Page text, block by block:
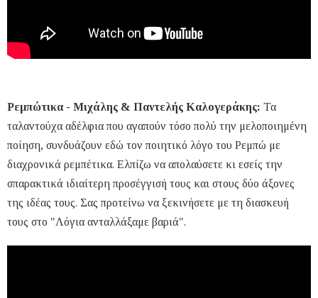
Ρεμπώτικα - Μιχάλης & Παντελής Καλογεράκης: Τα
ταλαντούχα αδέλφια που αγαπούν τόσο πολύ την μελοποιημένη
ποίηση, συνδυάζουν εδώ τον ποιητικό λόγο του Ρεμπώ με
διαχρονικά ρεμπέτικα. Ελπίζω να απολαύσετε κι εσείς την
σπαρακτικά ιδιαίτερη προσέγγισή τους και στους δύο άξονες
της ιδέας τους. Σας προτείνω να ξεκινήσετε με τη διασκευή
τους στο "Λόγια ανταλλάξαμε βαριά".